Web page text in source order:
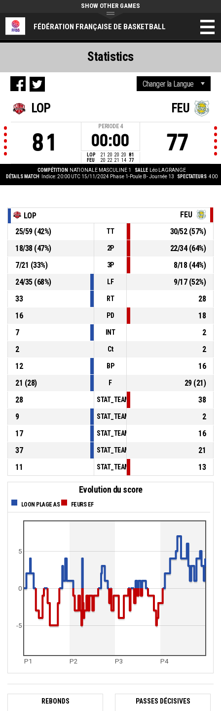
FÉDÉRATION FRANÇAISE DE BASKETBALL
SHOW OTHER GAMES
LOP
81
PERIODE 4
00:00
LOP 21 20 20 20 81
FEU
20 22 21 14 77
FEU
77
COMPÉTITION NATIONALE MASCULINE 1 SALLE
Léo LAGRANGE
DÉTAILS MATCH
Indice: 20:00 UTC 15/11/2024 Phase 1-Poule B- Journée 13 SPECTATEURS 400
Statistics
LOP
FEU
25/59(42%) TT 30/52(57%)
18/38(47%) 2P 22/34(64%)
7/21 (33%) 3P 8/18(44%)
24/35(68%) LF 9/17(52%)
33
RT
28
16
PD
18
7
INT
2
2
Ct
2
12
BP
16
21 (28) F 29(21)
28
38
9
2
17
16
37
21
11
13
Evolution du score
LOON PLAGE AS FEURS EF
P1 P2 P3 P4
0
5
-5
REBONDS PASSES DÉCISIVES